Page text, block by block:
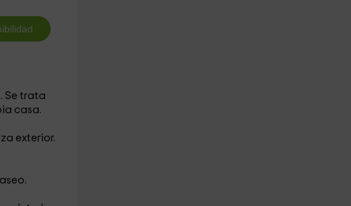
. Se trata
casa.
exterior.